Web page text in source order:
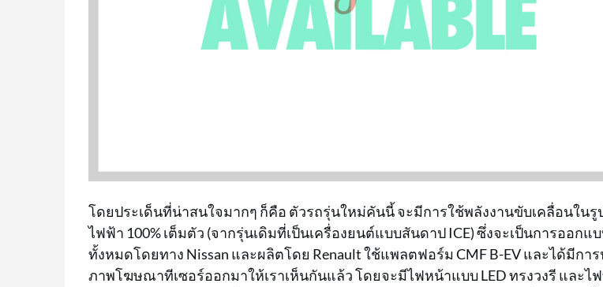
โดยประเด็นที่น่าสนใจมากๆ ก็คือ ตัวรถรุ่นใหม่คันนี้ จะมีการใช้พลังงานขับเคลื่อนในรู
ไฟฟ้า 100% เต็มตัว (จากรุ่นเดิมที่เป็นเครื่องยนต์แบบสันดาป ICE) ซึ่งจะเป็นการออกแ
ทั้งหมดโดยทาง Nissan และผลิตโดย Renault ใช้แพลตฟอร์ม CMF B-EV และได้มีกา
ภาพโฆษณาทีเซอร์ออกมาให้เราเห็นกันแล้ว โดยจะมีไฟหน้าแบบ LED ทรงวงรี และไ